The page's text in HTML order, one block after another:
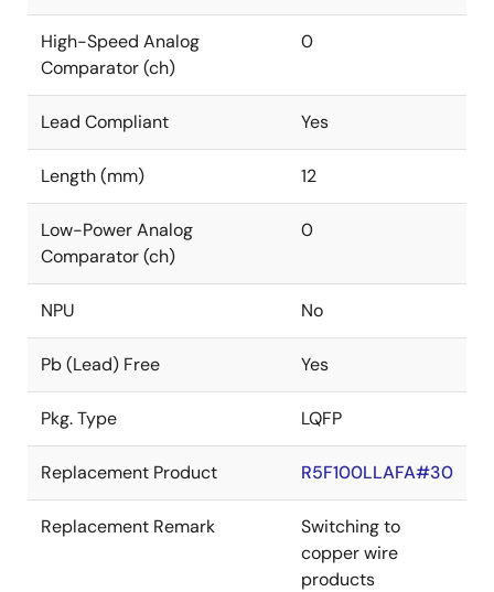
High-Speed Analog
Comparator (ch)
0
Lead Compliant Yes
Length (mm) 12
Low-Power Analog
Comparator (ch)
0
NPU No
Pb (Lead) Free Yes
Pkg. Type LQFP
Replacement Product R5F100LLAFA#30
Replacement Remark
Switching to
copper wire
products